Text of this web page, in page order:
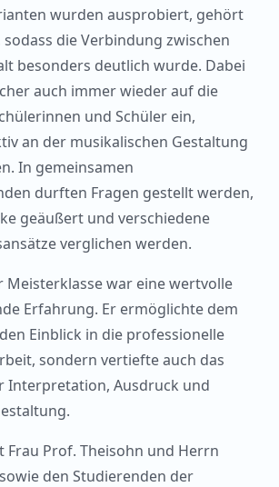
wurden ausprobiert, gehört
die Verbindung zwischen
besonders deutlich wurde. Dabei
auch immer wieder auf die
und Schüler ein,
an der musikalischen Gestaltung
In gemeinsamen
durften Fragen gestellt werden,
geäußert und verschiedene
verglichen werden.
Meisterklasse war eine wertvolle
Erfahrung. Er ermöglichte dem
Einblick in die professionelle
sondern vertiefte auch das
Interpretation, Ausdruck und
Frau Prof. Theisohn und Herrn
den Studierenden der